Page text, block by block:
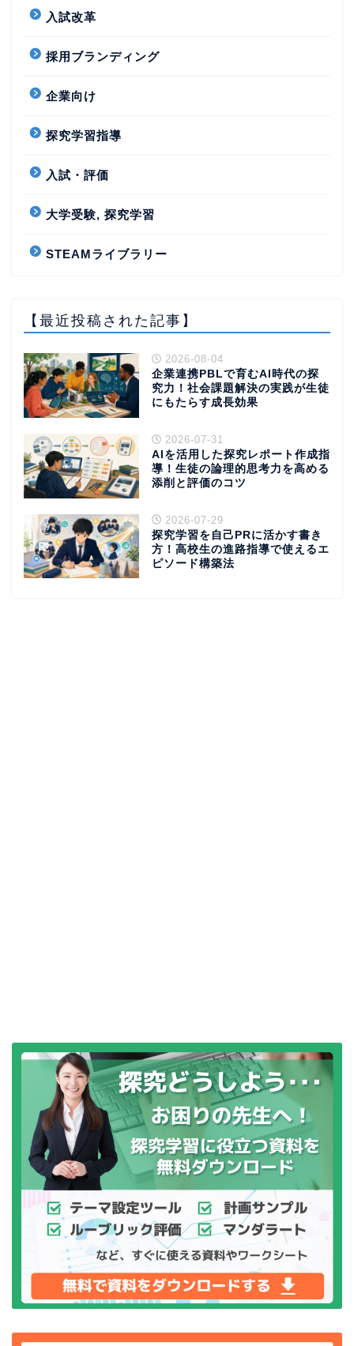
入試改革
採用ブランディング
企業向け
探究学習指導
入試・評価
大学受験, 探究学習
STEAMライブラリー
【最近投稿された記事】
2026-08-04
企業連携PBLで育むAI時代の探
究力！社会課題解決の実践が生徒
にもたらす成長効果
2026-07-31
AIを活用した探究レポート作成指
導！生徒の論理的思考力を高める
添削と評価のコツ
2026-07-29
探究学習を自己PRに活かす書き
方！高校生の進路指導で使えるエ
ピソード構築法